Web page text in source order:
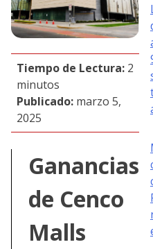
Tiempo de Lectura: 2
minutos
Publicado: marzo 5,
2025
Ganancias
de Cenco
Malls